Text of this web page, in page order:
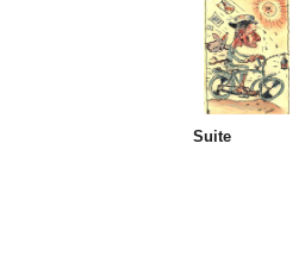
Suite